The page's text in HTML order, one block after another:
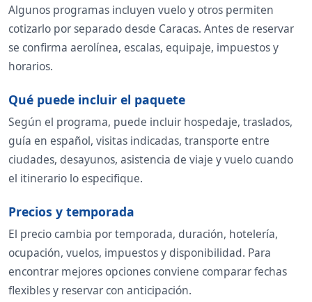
Algunos programas incluyen vuelo y otros permiten
cotizarlo por separado desde Caracas. Antes de reservar
se confirma aerolínea, escalas, equipaje, impuestos y
horarios.
Qué puede incluir el paquete
Según el programa, puede incluir hospedaje, traslados,
guía en español, visitas indicadas, transporte entre
ciudades, desayunos, asistencia de viaje y vuelo cuando
el itinerario lo especifique.
Precios y temporada
El precio cambia por temporada, duración, hotelería,
ocupación, vuelos, impuestos y disponibilidad. Para
encontrar mejores opciones conviene comparar fechas
flexibles y reservar con anticipación.